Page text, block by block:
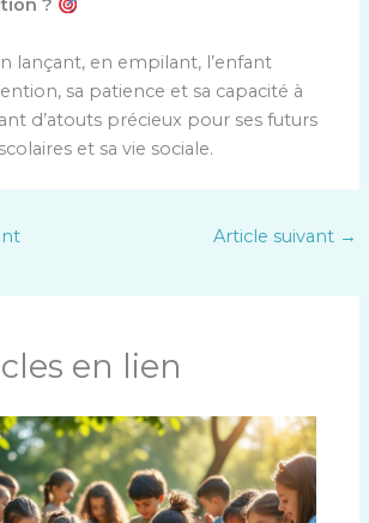
?
lançant, en empilant, l’enfant
sa patience et sa capacité à
d’atouts précieux pour ses futurs
et sa vie sociale.
Article suivant →
en lien